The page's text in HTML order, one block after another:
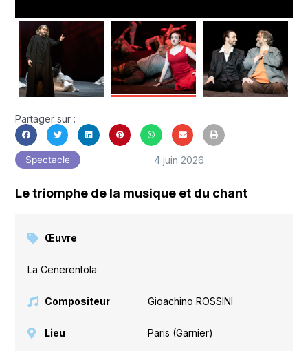
Partager sur :
Spectacle 4 juin 2026
Le triomphe de la musique et du chant
Œuvre
La Cenerentola
Compositeur Gioachino ROSSINI
Lieu Paris (Garnier)